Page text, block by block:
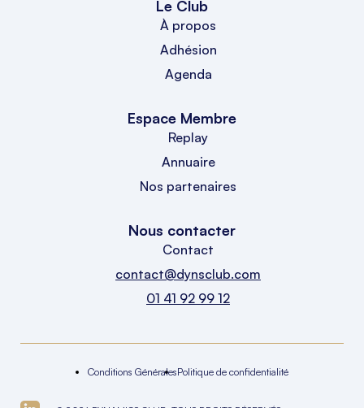
Le Club
À propos
Adhésion
Agenda
Espace Membre
Replay
Annuaire
Nos partenaires
Nous contacter
Contact
contact@dynsclub.com
01 41 92 99 12
Conditions GénéralesPolitique de confidentialité